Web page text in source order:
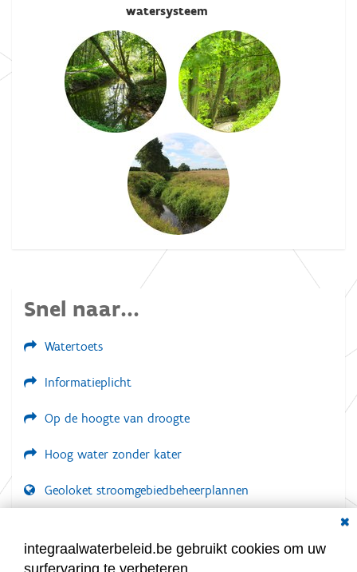
watersysteem
Snel naar...
Watertoets
Informatieplicht
Op de hoogte van droogte
Hoog water zonder kater
Geoloket stroomgebiedbeheerplannen
LOGIN VEREIST
integraalwaterbeleid.be gebruikt cookies om uw
surfervaring te verbeteren.